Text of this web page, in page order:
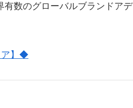
有数のグローバルブランドアデ
ア】◆